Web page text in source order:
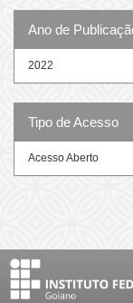
Ano de
2022
Tipo de Acesso
Acesso Aberto